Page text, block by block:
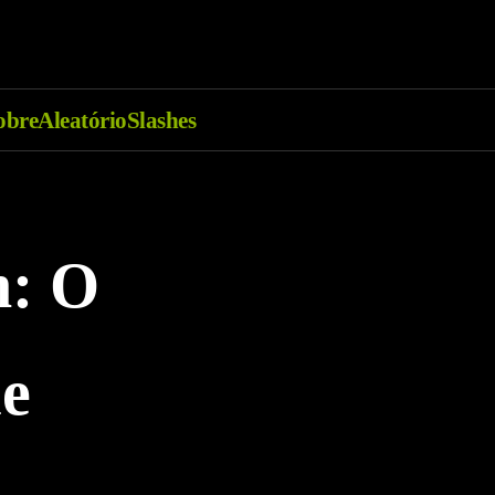
AleatórioSlashes
O